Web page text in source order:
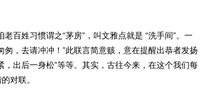
姓习惯谓之“茅房”，叫文雅点就是 “洗手间”。一
，去请冲冲！”此联言简意赅，意在提醒出恭者发扬
出后一身松”等等。其实，古往今来，在这个我们每
对联。